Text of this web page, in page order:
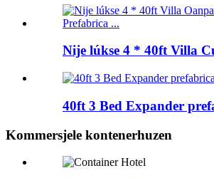
Nije lúkse 4 * 40ft Villa
40ft 3 Bed Expander
Kommersjele kontenerhuzen